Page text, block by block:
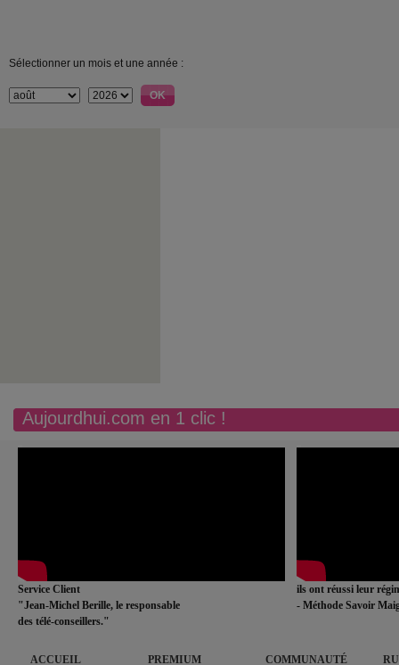
Sélectionner un mois et une année :
Aujourdhui.com en 1 clic !
Service Client
"Jean-Michel Berille, le responsable
des télé-conseillers."
ils ont réussi leur
- Méthode Savoir
ACCUEIL PREMIUM COMMUNAUTÉ